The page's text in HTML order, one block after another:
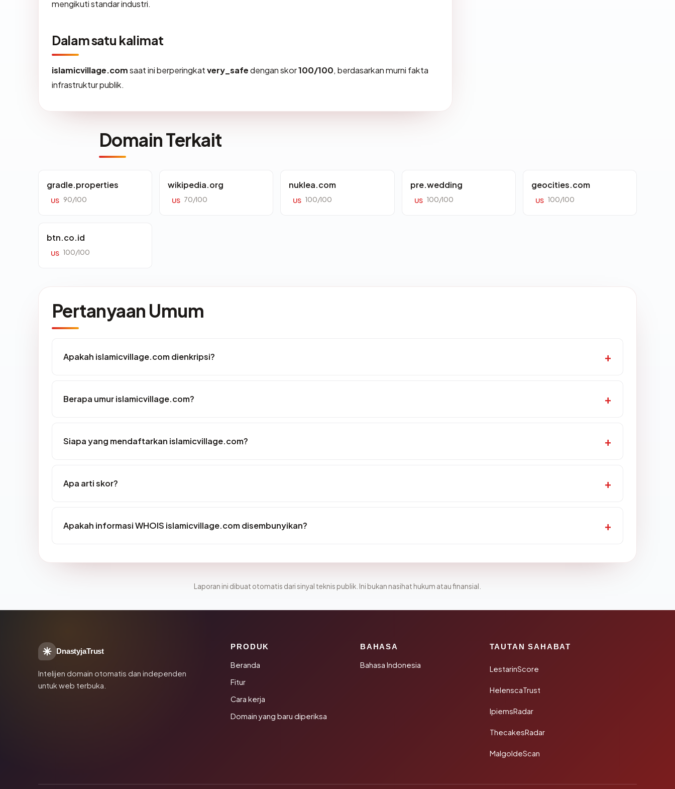
mengikuti standar industri.
Dalam satu kalimat
islamicvillage.comsaat ini berperingkatvery_safedengan skor100/100, berdasarkan murni fakta
infrastruktur publik.
Domain Terkait
gradle.properties
US 90/100
wikipedia.org
US 70/100
nuklea.com
US 100/100
pre.wedding
US 100/100
geocities.com
US 100/100
btn.co.id
US 100/100
Pertanyaan Umum
Apakah islamicvillage.com dienkripsi?
Berapa umur islamicvillage.com?
Siapa yang mendaftarkan islamicvillage.com?
Apa arti skor?
Apakah informasi WHOIS islamicvillage.com disembunyikan?
Laporan ini dibuat otomatis dari sinyal teknis publik. Ini bukan nasihat hukum atau finansial.
DnastyjaTrust
Intelijen domain otomatis dan independen
untuk web terbuka.
PRODUK
Beranda
Fitur
Cara kerja
Domain yang baru diperiksa
BAHASA
Bahasa Indonesia
TAUTAN SAHABAT
LestarinScore
HelenscaTrust
IpiemsRadar
ThecakesRadar
MalgoldeScan